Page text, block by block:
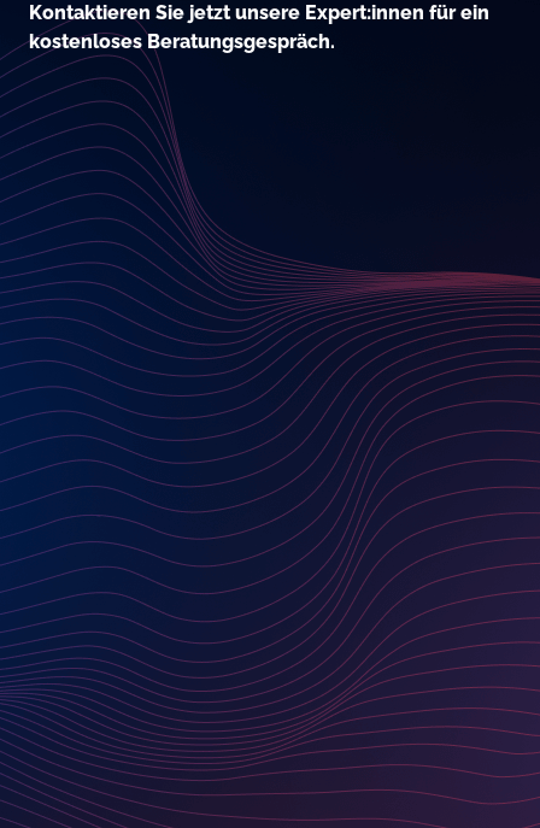
Kontaktieren Sie jetzt unsere Expert:innen für ein
kostenloses Beratungsgespräch.